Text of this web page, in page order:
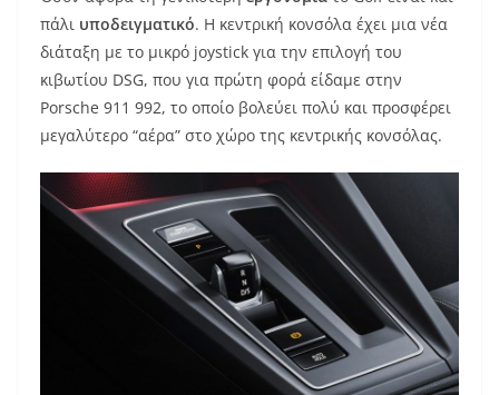
πάλι υποδειγματικό. Η κεντρική κονσόλα έχει μια νέα
διάταξη με το μικρό joystick για την επιλογή του
κιβωτίου DSG, που για πρώτη φορά είδαμε στην
Porsche 911 992, το οποίο βολεύει πολύ και προσφέρει
μεγαλύτερο “αέρα” στο χώρο της κεντρικής κονσόλας.